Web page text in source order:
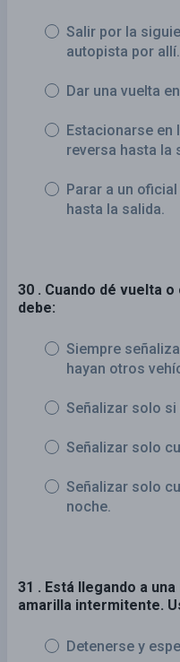
Salir por la
autopista por allí.
Dar una vuelta
Estacionarse en
reversa hasta la
Parar a un
hasta la salida.
30 . Cuando dé vuelta
debe:
Siempre
hayan otros
Señalizar solo
Señalizar solo
Señalizar solo
noche.
31 . Está llegando a
amarilla intermitente.
Detenerse y